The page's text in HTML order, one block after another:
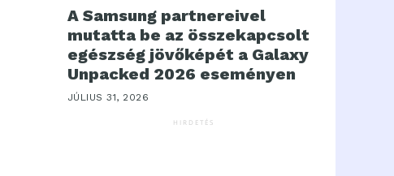
A Samsung partnereivel
mutatta be az összekapcsolt
egészség jövőképét a Galaxy
Unpacked 2026 eseményen
JÚLIUS 31, 2026
HIRDETÉS